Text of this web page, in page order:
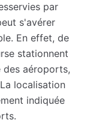
par
s'avérer
En effet, de
stationnent
des aéroports,
localisation
indiquée